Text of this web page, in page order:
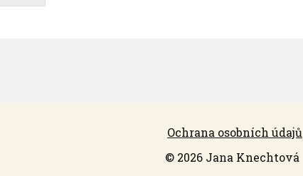
Ochrana osobních údajů
© 2026 Jana Knechtová